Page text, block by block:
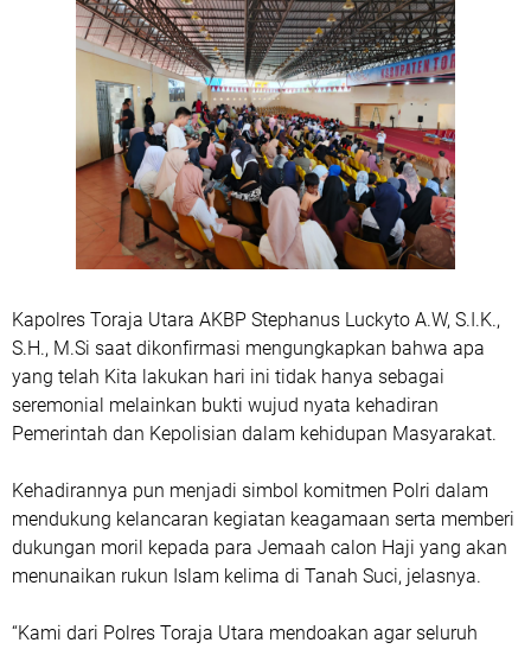
Kapolres Toraja Utara AKBP Stephanus Luckyto A.W, S.I.K.,
S.H., M.Si saat dikonfirmasi mengungkapkan bahwa apa
yang telah Kita lakukan hari ini tidak hanya sebagai
seremonial melainkan bukti wujud nyata kehadiran
Pemerintah dan Kepolisian dalam kehidupan Masyarakat.
Kehadirannya pun menjadi simbol komitmen Polri dalam
mendukung kelancaran kegiatan keagamaan serta memberi
dukungan moril kepada para Jemaah calon Haji yang akan
menunaikan rukun Islam kelima di Tanah Suci, jelasnya.
“Kami dari Polres Toraja Utara mendoakan agar seluruh